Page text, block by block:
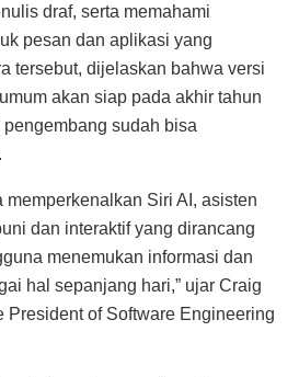
draf, serta memahami
pesan dan aplikasi yang
tersebut, dijelaskan bahwa versi
akan siap pada akhir tahun
sudah bisa
memperkenalkan Siri AI, asisten
dan interaktif yang dirancang
menemukan informasi dan
hal sepanjang hari,” ujar Craig
President of Software Engineering